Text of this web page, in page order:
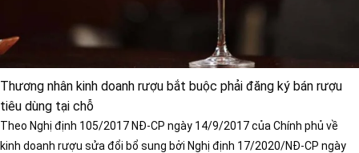
Thương nhân kinh doanh rượu bắt buộc phải đăng ký bán rượu
tiêu dùng tại chỗ
Theo Nghị định 105/2017 NĐ-CP ngày 14/9/2017 của Chính phủ về
kinh doanh rượu sửa đổi bổ sung bởi Nghị định 17/2020/NĐ-CP ngày